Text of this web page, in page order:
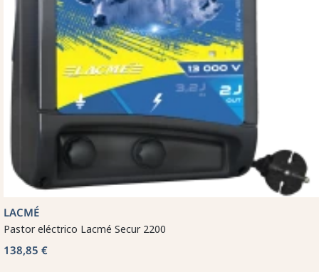
LACMÉ
Pastor eléctrico Lacmé Secur 2200
138,85 €